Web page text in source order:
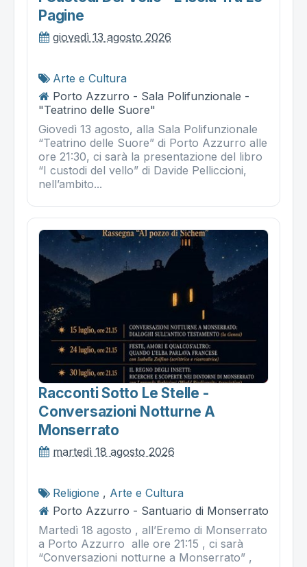
Pagine
giovedì 13 agosto 2026
Arte e Cultura
Porto Azzurro - Sala Polifunzionale -
"Teatrino delle Suore"
Giovedì 13 agosto, alla Sala Polifunzionale
“Teatrino delle Suore” di Porto Azzurro alle
ore 21:30, ci sarà la presentazione del libro
“I custodi del vello” di Davide Pelliccioni,
nell’ambito...
Racconti Sotto Le Stelle -
Conversazioni Notturne A
Monserrato
martedì 18 agosto 2026
Religione , Arte e Cultura
Porto Azzurro - Santuario di Monserrato
Martedì 18 agosto , all’Eremo di Monserrato
a Porto Azzurro alle ore 21:15 , ci sarà
“Conversazioni notturne a Monserrato” ,